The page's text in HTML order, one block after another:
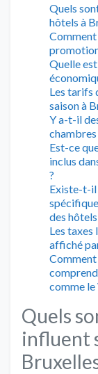
Quels
hôtels à
Quelle
Les tarifs
saison à
Y a-t-il
chambres
Est-ce
inclus
?
Existe-t-il
des
Les taxes
affiché
Comment
comme le
Quels
influent